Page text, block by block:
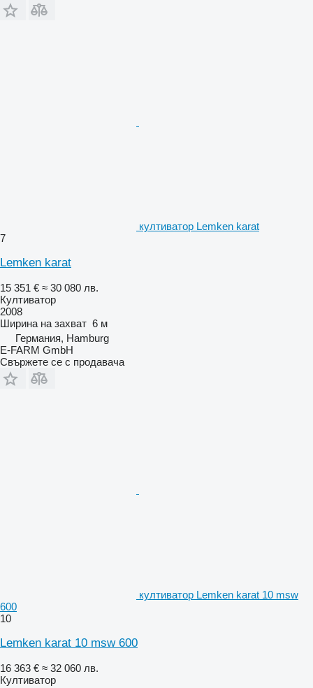
култиватор Lemken karat
7
Lemken karat
15 351 € ≈ 30 080 лв.
Култиватор
2008
Ширина на захват 6 м
Германия, Hamburg
E-FARM GmbH
Свържете се с продавача
култиватор Lemken karat 10 msw
600
10
Lemken karat 10 msw 600
16 363 € ≈ 32 060 лв.
Култиватор